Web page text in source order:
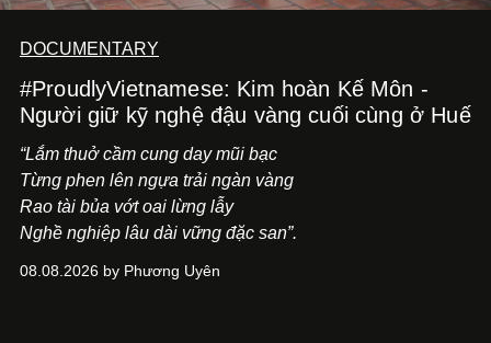
DOCUMENTARY
#ProudlyVietnamese: Kim hoàn Kế Môn -
Người giữ kỹ nghệ đậu vàng cuối cùng ở Huế
“Lắm thuở cầm cung day mũi bạc
Từng phen lên ngựa trải ngàn vàng
Rao tài bủa vớt oai lừng lẫy
Nghề nghiệp lâu dài vững đặc san”.
08.08.2026 by Phương Uyên